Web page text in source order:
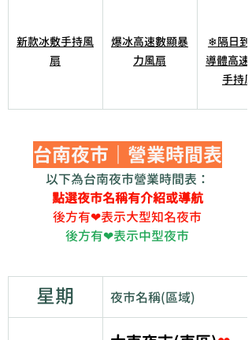
新款冰敷手持風
扇
爆冰高速數顯暴
力風扇
❄隔日到
導體高速
手持風
台南夜市｜營業時間表
以下為台南夜市營業時間表：
點選夜市名稱有介紹或導航
後方有❤表示大型知名夜市
後方有❤表示中型夜市
星期 夜市名稱(區域)